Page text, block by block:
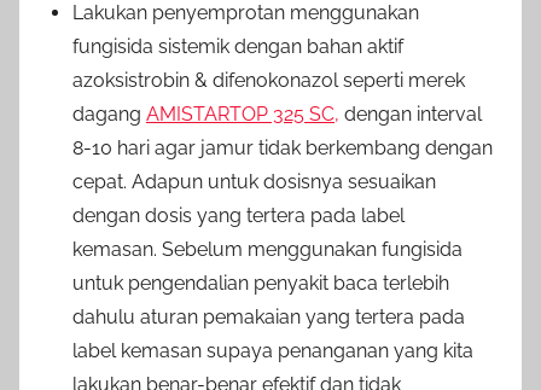
Lakukan penyemprotan menggunakan
fungisida sistemik dengan bahan aktif
azoksistrobin & difenokonazol seperti merek
dagang AMISTARTOP 325 SC, dengan interval
8-10 hari agar jamur tidak berkembang dengan
cepat. Adapun untuk dosisnya sesuaikan
dengan dosis yang tertera pada label
kemasan. Sebelum menggunakan fungisida
untuk pengendalian penyakit baca terlebih
dahulu aturan pemakaian yang tertera pada
label kemasan supaya penanganan yang kita
lakukan benar-benar efektif dan tidak